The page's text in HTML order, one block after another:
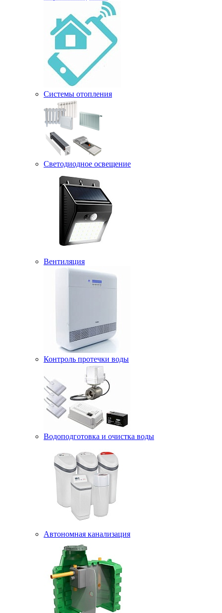
Системы отопления
Светодиодное освещение
Вентиляция
Контроль протечки воды
Водоподготовка и очистка воды
Автономная канализация